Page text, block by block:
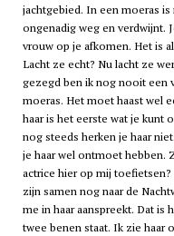
jachtgebied. In een moeras
ongenadig weg en verdwijnt.
vrouw op je afkomen. Het is
Lacht ze echt? Nu lacht ze
gezegd ben ik nog nooit een
moeras. Het moet haast wel
haar is het eerste wat je kunt
nog steeds herken je haar
je haar wel ontmoet hebben.
actrice hier op mij
zijn samen nog naar de
me in haar aanspreekt. Dat is
twee benen staat. Ik zie haar